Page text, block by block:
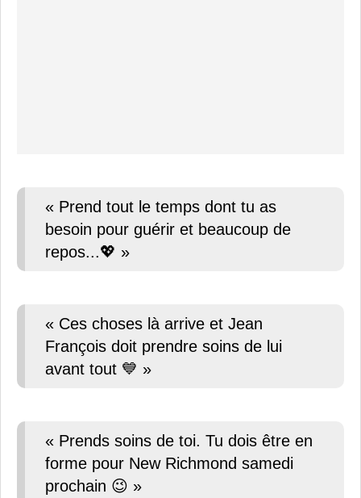
« Prend tout le temps dont tu as
besoin pour guérir et beaucoup de
repos...💖 »
« Ces choses là arrive et Jean
François doit prendre soins de lui
avant tout 💙 »
« Prends soins de toi. Tu dois être en
forme pour New Richmond samedi
prochain 😉 »